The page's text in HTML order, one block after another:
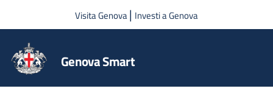
Salta al contenuto principale
Visita Genova| Investi a Genova
Genova Smart